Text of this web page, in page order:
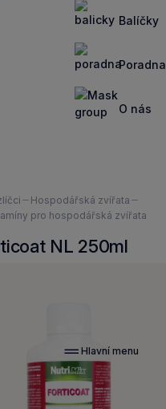
Balíčky
Poradna
O nás
Hlavní menu
Hospodářská zvířata
pro hospodářská zvířata
NL 250ml